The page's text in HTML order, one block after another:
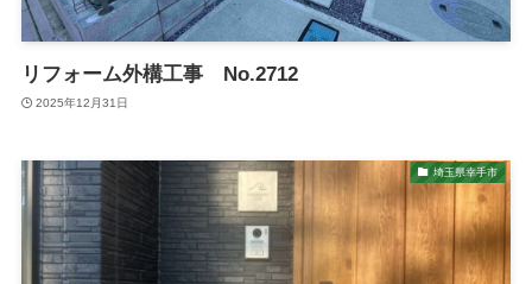
リフォーム外構工事 No.2712
2025年12月31日
埼玉県幸手市